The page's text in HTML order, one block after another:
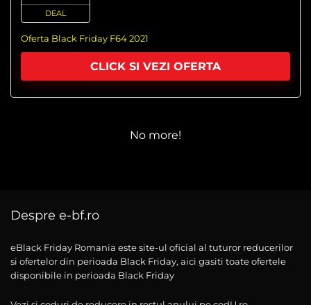
DEAL
Oferta Black Friday F64 2021
CLICK SI VEZI OFERTA
No more!
Despre e-bf.ro
eBlack Friday Romania este site-ul oficial al tuturor reducerilor
si ofertelor din perioada Black Friday, aici gasiti toate ofertele
disponibile in perioada Black Friday